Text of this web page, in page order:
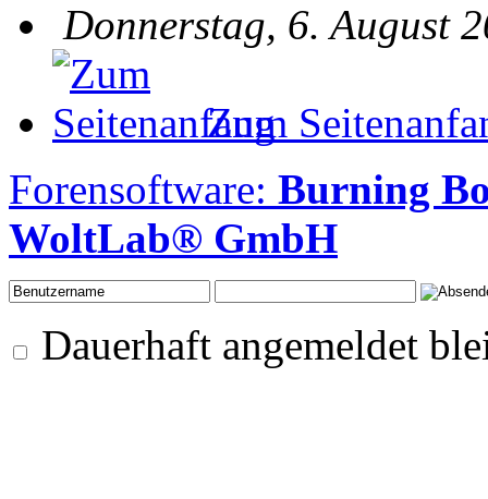
Donnerstag, 6. August
Zum
Forensoftware: Burning
WoltLab® GmbH
Dauerhaft angemeldet